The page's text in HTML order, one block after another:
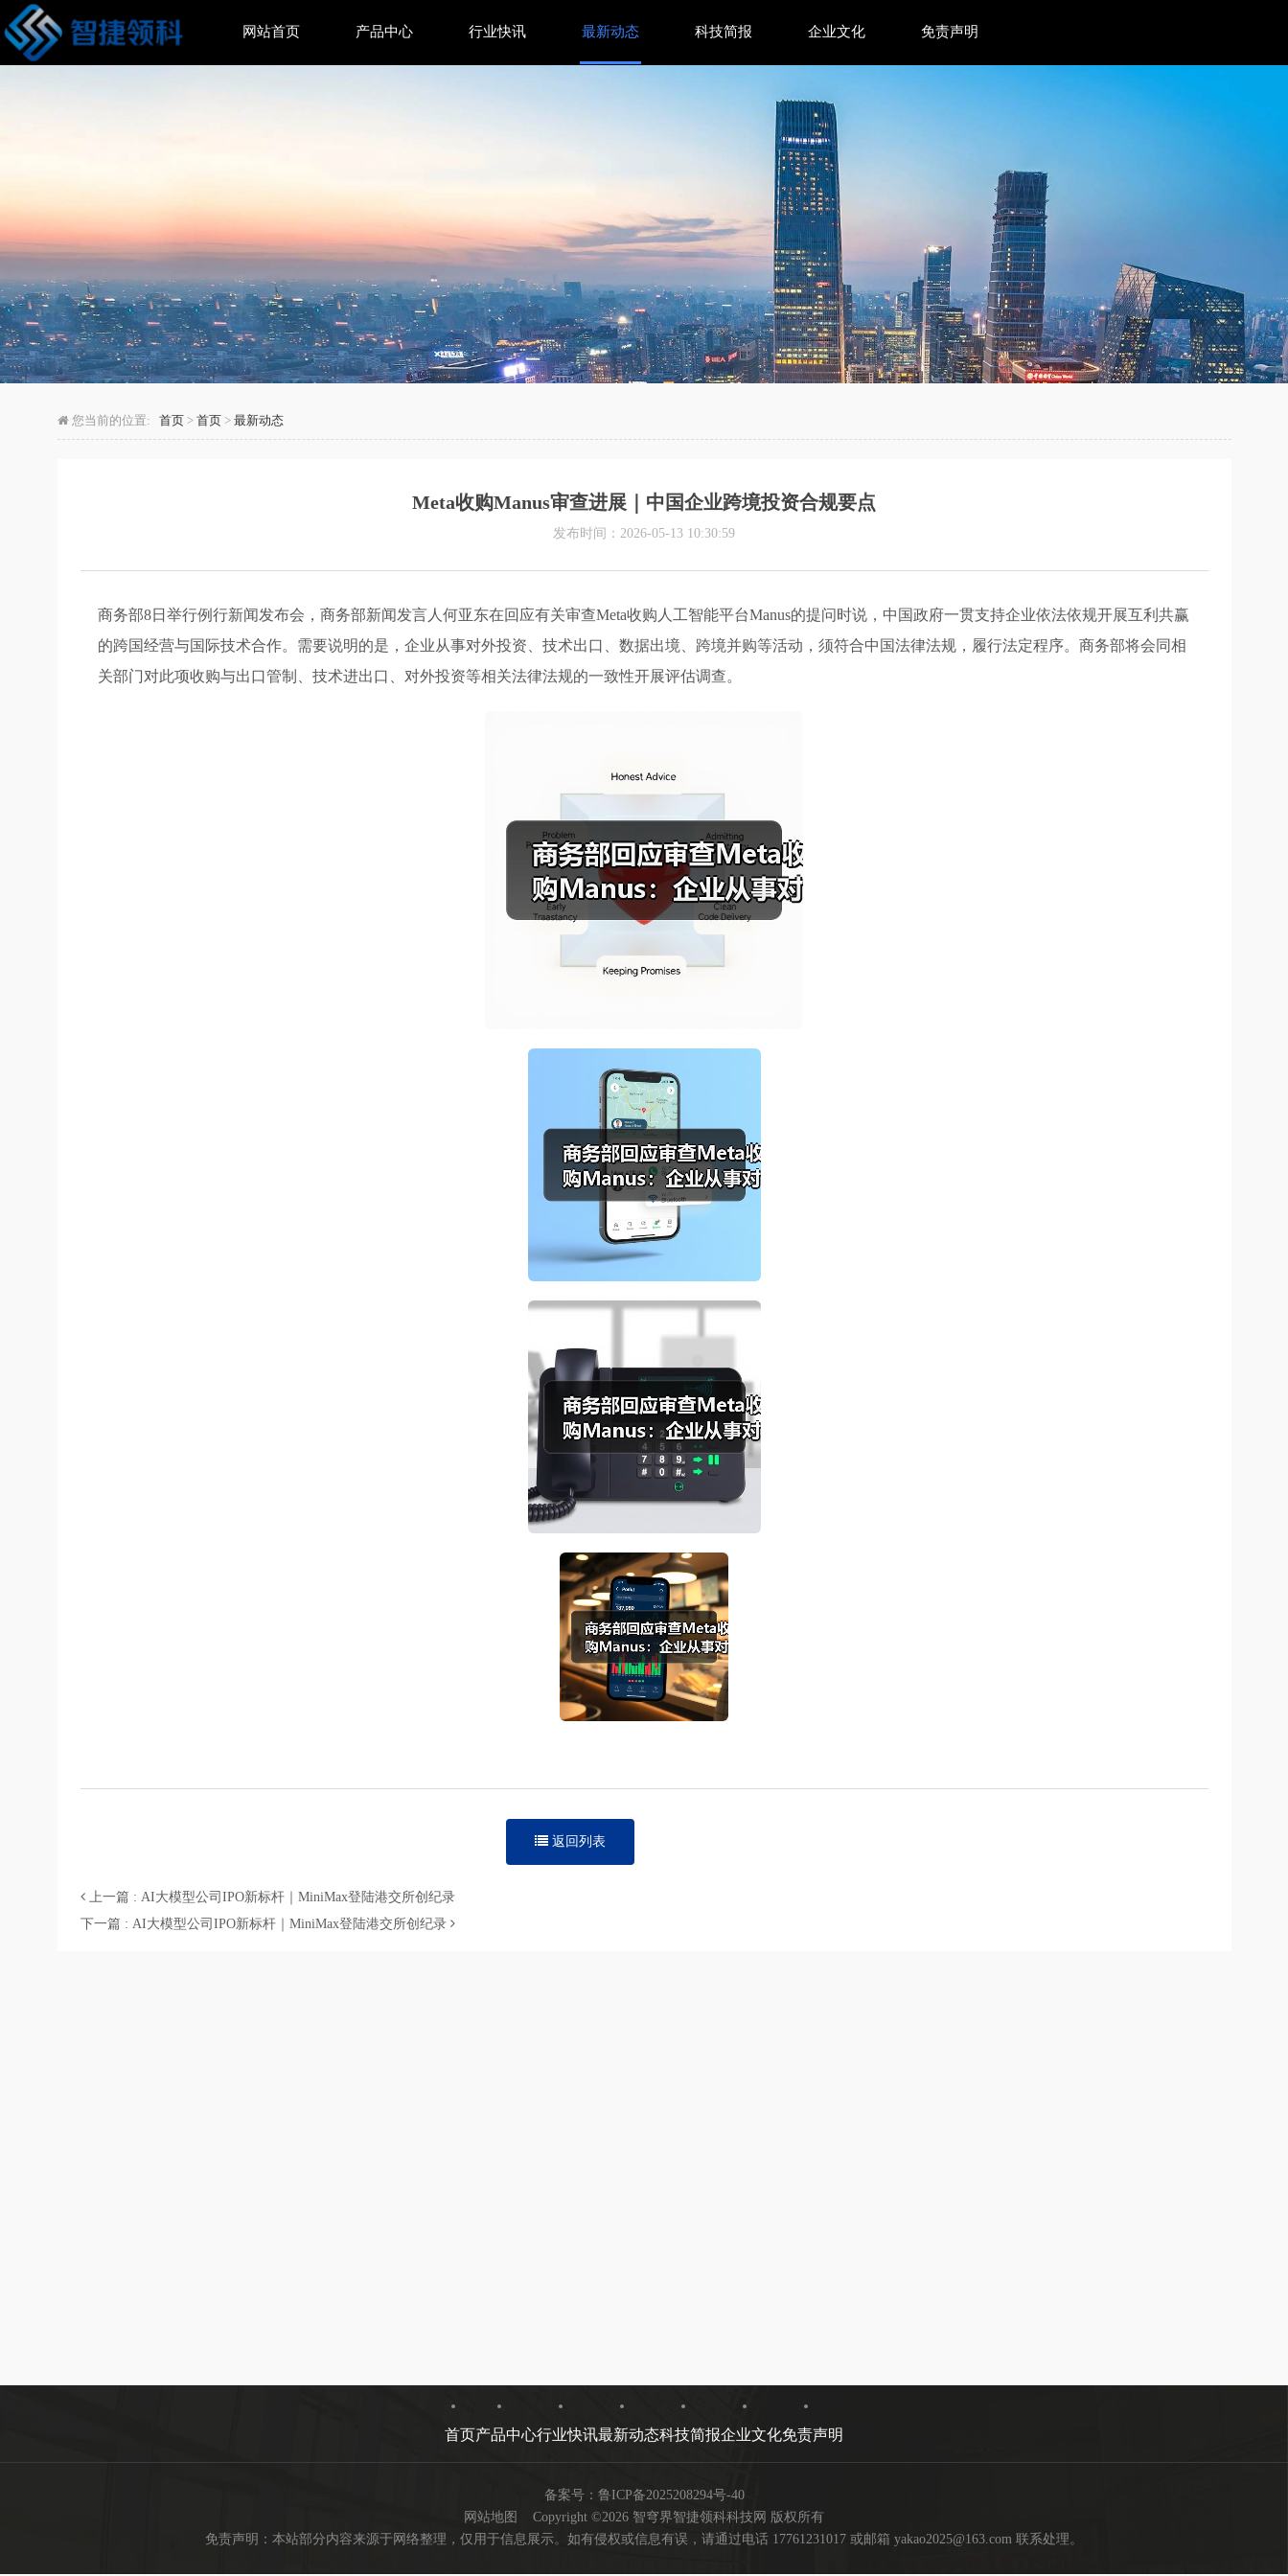
Meta收购Manus审查进展｜中国企业跨境投资合规要点
网站首页 产品中心 行业快讯 最新动态 科技简报 企业文化 免责声明
您当前的位置: 首页 > 首页 > 最新动态
Meta收购Manus审查进展｜中国企业跨境投资合规要点
发布时间：2026-05-13 10:30:59
商务部8日举行例行新闻发布会，商务部新闻发言人何亚东在回应有关审查Meta收购人工智能平台Manus的提问时说，中国政府一贯支持企业依法依规开展互利共赢
的跨国经营与国际技术合作。需要说明的是，企业从事对外投资、技术出口、数据出境、跨境并购等活动，须符合中国法律法规，履行法定程序。商务部将会同相
关部门对此项收购与出口管制、技术进出口、对外投资等相关法律法规的一致性开展评估调查。
返回列表
上一篇 : AI大模型公司IPO新标杆｜MiniMax登陆港交所创纪录
下一篇 : AI大模型公司IPO新标杆｜MiniMax登陆港交所创纪录
首页产品中心行业快讯最新动态科技简报企业文化免责声明
备案号： 鲁ICP备2025208294号-40
网站地图
Copyright ©2026 智穹界智捷领科科技网 版权所有
免责声明：本站部分内容来源于网络整理，仅用于信息展示。如有侵权或信息有误，请通过电话 17761231017 或邮箱 yakao2025@163.com 联系处理。